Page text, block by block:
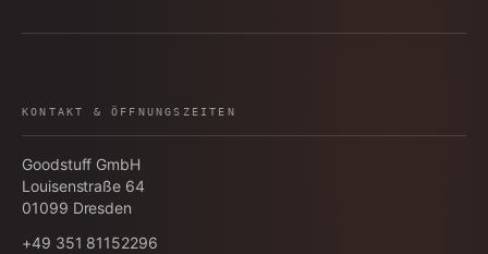
KONTAKT & ÖFFNUNGSZEITEN
Goodstuff GmbH
Louisenstraße 64
01099 Dresden
+49 351 81152296